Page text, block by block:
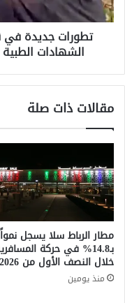
ت
ر
ل
س
ر
ة
ف
ي
م
ض
ي
ق
ت
ا
د
ي
ي
ض
ي
ف
ع
ق
ا
ئ
د
ت
م
ا
تطورات جديدة
الشهادات
مقالات ذات صلة
مطار الرباط سلا يسجل نمواً
بـ14.8% في حركة
خلال النصف الأول من 2026
منذ يومين